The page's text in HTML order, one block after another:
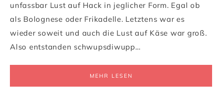
unfassbar Lust auf Hack in jeglicher Form. Egal ob
als Bolognese oder Frikadelle. Letztens war es
wieder soweit und auch die Lust auf Käse war groß.
Also entstanden schwupsdiwupp…
MEHR LESEN